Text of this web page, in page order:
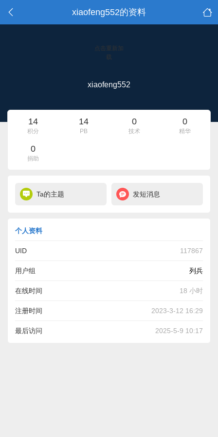
xiaofeng552的资料
点击重新加
载
xiaofeng552
14
积分
14
PB
0
技术
0
精华
0
捐助
Ta的主题 发短消息
个人资料
UID 117867
用户组 列兵
在线时间 18 小时
注册时间 2023-3-12 16:29
最后访问 2025-5-9 10:17